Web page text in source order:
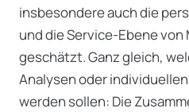
insbesondere auch die
und die Service-Ebene
geschätzt. Ganz gleich,
Analysen oder
werden sollen: Die